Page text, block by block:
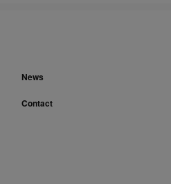
News
Contact